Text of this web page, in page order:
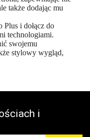
także dodając mu
Plus i dołącz do
technologiami.
swojemu
stylowy wygląd,
i